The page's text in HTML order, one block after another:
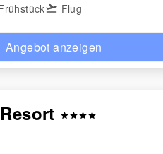
flight_takeoff Flug
Angebot anzeigen
starstarstarstar